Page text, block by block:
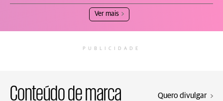
Ver mais
PUBLICIDADE
Conteúdo de marca Quero divulgar